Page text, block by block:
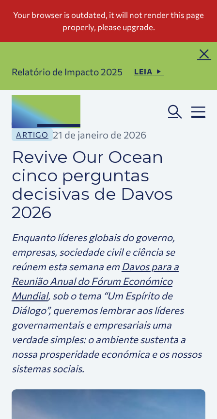
Relatório de Impacto 2025 LEIA
ARTIGO 21 de janeiro de 2026
Revive Our Ocean
cinco perguntas
decisivas de Davos
2026
Enquanto líderes globais do governo,
empresas, sociedade civil e ciência se
reúnem esta semana em Davos para a
Reunião Anual do Fórum Económico
Mundial, sob o tema “Um Espírito de
Diálogo”,queremos lembrar aos líderes
governamentais e empresariais uma
verdade simples: o ambiente sustenta a
nossa prosperidade económica e os nossos
sistemas sociais.